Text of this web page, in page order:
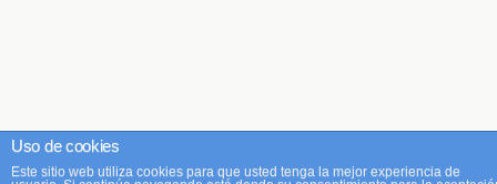
Uso de cookies
Este sitio web utiliza cookies para que usted tenga la mejor experiencia de